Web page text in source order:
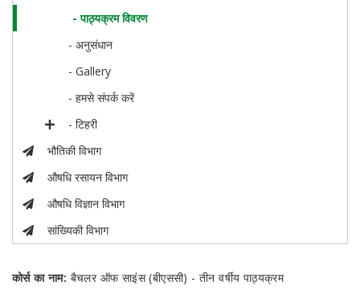
- पाठ्यक्रम विवरण
- अनुसंधान
- Gallery
- हमसे संपर्क करें
- टिहरी
भौतिकी विभाग
औषधि रसायन विभाग
औषधि विज्ञान विभाग
सांख्यिकी विभाग
कोर्स का नाम: बैचलर ऑफ साइंस (बीएससी) - तीन वर्षीय पाठ्यक्रम